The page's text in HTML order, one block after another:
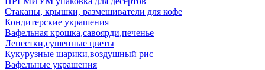
Стаканы, крышки, размешиватели для кофе
Кондитерские украшения
Вафельная крошка,савоярди,печенье
Лепестки,сушенные цветы
Кукурузные шарики,воздушный рис
Вафельные украшения